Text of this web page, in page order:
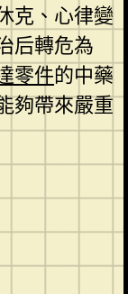
克、心律變
后轉危為
零件的中藥
夠帶來嚴重